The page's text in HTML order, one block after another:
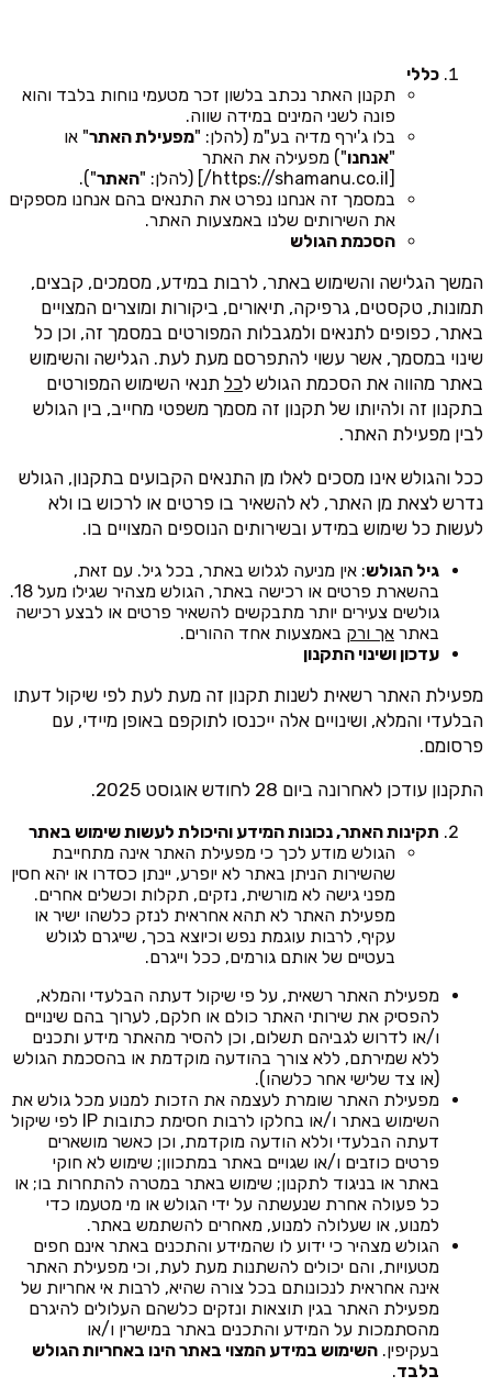
כללי
תקנון האתר נכתב בלשון זכר מטעמי נוחות בלבד והוא
פונה לשני המינים במידה שווה.
בלו ג'ירף מדיה בע"מ (להלן: "מפעילת האתר" או
"אנחנו") מפעילה את האתר
[https://shamanu.co.il/] (להלן: "
האתר").
במסמך זה אנחנו נפרט את התנאים בהם אנחנו מספקים
את השירותים שלנו באמצעות האתר.
הסכמת הגולש
המשך הגלישה והשימוש באתר, לרבות במידע, מסמכים, קבצים,
תמונות, טקסטים, גרפיקה, תיאורים, ביקורות ומוצרים המצויים
באתר, כפופים לתנאים ולמגבלות המפורטים במסמך זה, וכן כל
שינוי במסמך, אשר עשוי להתפרסם מעת לעת. הגלישה והשימוש
באתר מהווה את הסכמת הגולש לכל תנאי השימוש המפורטים
בתקנון זה ולהיותו של תקנון זה מסמך משפטי מחייב, בין הגולש
לבין מפעילת האתר.
ככל והגולש אינו מסכים לאלו מן התנאים הקבועים בתקנון, הגולש
נדרש לצאת מן האתר, לא להשאיר בו פרטים או לרכוש בו ולא
לעשות כל שימוש במידע ובשירותים הנוספים המצויים בו.
גיל הגולש: אין מניעה לגלוש באתר, בכל גיל. עם זאת,
בהשארת פרטים או רכישה באתר, הגולש מצהיר שגילו מעל 18.
גולשים צעירים יותר מתבקשים להשאיר פרטים או לבצע רכישה
באתר אך ורק באמצעות אחד ההורים.
עדכון ושינוי התקנון
מפעילת האתר רשאית לשנות תקנון זה מעת לעת לפי שיקול דעתו
הבלעדי והמלא, ושינויים אלה ייכנסו לתוקפם באופן מיידי, עם
פרסומם.
התקנון עודכן לאחרונה ביום 28 לחודש אוגוסט 2025.
תקינות האתר, נכונות המידע והיכולת לעשות שימוש באתר
הגולש מודע לכך כי מפעילת האתר אינה מתחייבת
שהשירות הניתן באתר לא יופרע, יינתן כסדרו או יהא חסין
מפני גישה לא מורשית, נזקים, תקלות וכשלים אחרים.
מפעילת האתר לא תהא אחראית לנזק כלשהו ישיר או
עקיף, לרבות עוגמת נפש וכיוצא בכך, שייגרם לגולש
בעטיים של אותם גורמים, ככל וייגרם.
מפעילת האתר רשאית, על פי שיקול דעתה הבלעדי והמלא,
להפסיק את שירותי האתר כולם או חלקם, לערוך בהם שינויים
ו/או לדרוש לגביהם תשלום, וכן להסיר מהאתר מידע ותכנים
ללא שמירתם, ללא צורך בהודעה מוקדמת או בהסכמת הגולש
(או צד שלישי אחר כלשהו).
מפעילת האתר שומרת לעצמה את הזכות למנוע מכל גולש את
השימוש באתר ו/או בחלקו לרבות חסימת כתובות IP לפי שיקול
דעתה הבלעדי וללא הודעה מוקדמת, וכן כאשר מושארים
פרטים כוזבים ו/או שגויים באתר במתכוון; שימוש לא חוקי
באתר או בניגוד לתקנון; שימוש באתר במטרה להתחרות בו; או
כל פעולה אחרת שנעשתה על ידי הגולש או מי מטעמו כדי
למנוע, או שעלולה למנוע, מאחרים להשתמש באתר.
הגולש מצהיר כי ידוע לו שהמידע והתכנים באתר אינם חפים
מטעויות, והם יכולים להשתנות מעת לעת, וכי מפעילת האתר
אינה אחראית לנכונותם בכל צורה שהיא, לרבות אי אחריות של
מפעילת האתר בגין תוצאות ונזקים כלשהם העלולים להיגרם
מהסתמכות על המידע והתכנים באתר במישרין ו/או
בעקיפין. השימוש במידע המצוי באתר הינו באחריות הגולש
בלבד.